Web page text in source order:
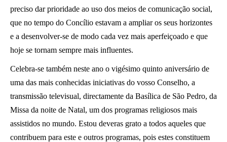
preciso dar prioridade ao uso dos meios de comunicação social,
que no tempo do Concílio estavam a ampliar os seus horizontes
e a desenvolver-se de modo cada vez mais aperfeiçoado e que
hoje se tornam sempre mais influentes.
Celebra-se também neste ano o vigésimo quinto aniversário de
uma das mais conhecidas iniciativas do vosso Conselho, a
transmissão televisual, directamente da Basílica de São Pedro, da
Missa da noite de Natal, um dos programas religiosos mais
assistidos no mundo. Estou deveras grato a todos aqueles que
contribuem para este e outros programas, pois estes constituem